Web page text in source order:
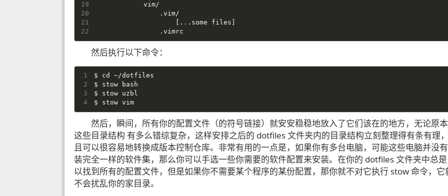
            vim/
                .vim/
                    [...some files]
                .vimrc
然后执行以下命令：
$ cd
~/dotfiles
$ stow bash
$ stow uzbl
$ stow vim
然后，瞬间，所有你的配置文件（的符号链接）就安安稳稳地放入了它们该在的地方，无论原本
这些目录结构 有多么错综复杂，这样安排之后的 dotfiles 文件夹内的目录结构立刻整理得有条有理
且可以很容易地转换成版本控制仓库。非常有用的一点是，如果你有多台电脑，可能这些电脑并没
装完全一样的软件集，那么你可以手选一些你需要的软件配置来安装。在你的 dotfiles 文件夹中总
以找到所有的配置文件，但是如果你不需要某个程序的某份配置，那你就不对它执行 stow 命令，它
不会扰乱你的家目录。